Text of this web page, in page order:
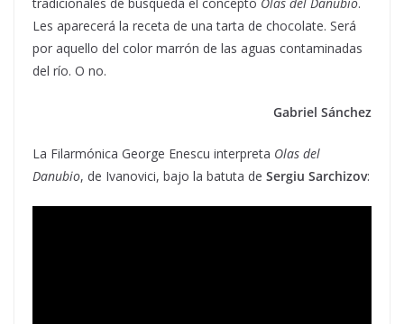
Les aparecerá la receta de una tarta de chocolate. Será
por aquello del color marrón de las aguas contaminadas
del río. O no.
Gabriel Sánchez
La Filarmónica George Enescu interpreta Olas del
Danubio, de Ivanovici, bajo la batuta de Sergiu Sarchizov: